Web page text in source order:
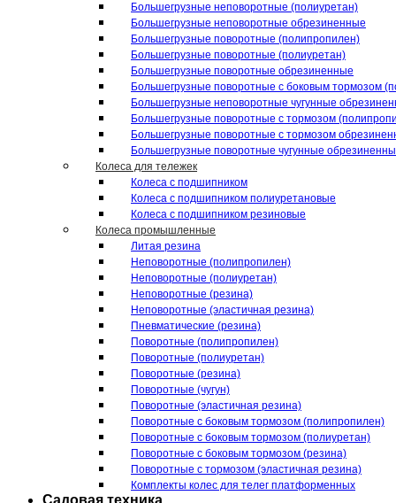
Большегрузные неповоротные (полиуретан)
Большегрузные неповоротные обрезиненные
Большегрузные поворотные (полипропилен)
Большегрузные поворотные (полиуретан)
Большегрузные поворотные обрезиненные
Большегрузные поворотные с боковым тормозом
Большегрузные неповоротные чугунные
Большегрузные поворотные с тормозом
Большегрузные поворотные с тормозом
Большегрузные поворотные чугунные
Колеса для тележек
Колеса с подшипником
Колеса с подшипником полиуретановые
Колеса с подшипником резиновые
Колеса промышленные
Литая резина
Неповоротные (полипропилен)
Неповоротные (полиуретан)
Неповоротные (резина)
Неповоротные (эластичная резина)
Пневматические (резина)
Поворотные (полипропилен)
Поворотные (полиуретан)
Поворотные (резина)
Поворотные (чугун)
Поворотные (эластичная резина)
Поворотные c боковым тормозом (полипропилен)
Поворотные c боковым тормозом (полиуретан)
Поворотные c боковым тормозом (резина)
Поворотные c тормозом (эластичная резина)
Комплекты колес для телег платформенных
Садовая техника